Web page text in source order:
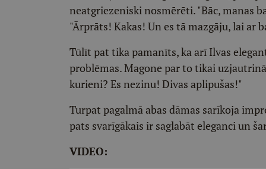
neatgriezeniski nosmērēti. "Bāc, manas
"Ārprāts! Kakas! Un es tā mazgāju, lai ar
Tūlīt pat tika pamanīts, ka arī Ilvas
problēmas. Magone par to tikai
kurieni? Es nezinu! Divas aplipušas!"
Turpat pagalmā abas dāmas sarīkoja
pats svarīgākais ir saglabāt eleganci un
VIDEO: